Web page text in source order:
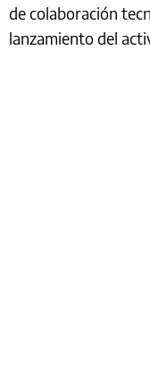
de colaboración
lanzamiento del